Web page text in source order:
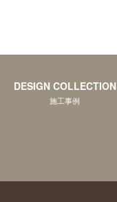
DESIGN COLLECTION
施工事例